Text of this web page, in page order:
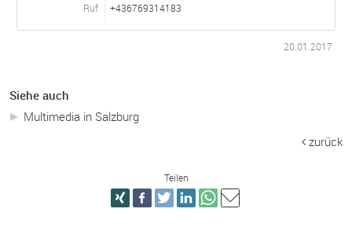
Ruf +436769314183
20.01.2017
Siehe auch
Multimedia in Salzburg
zurück
Teilen